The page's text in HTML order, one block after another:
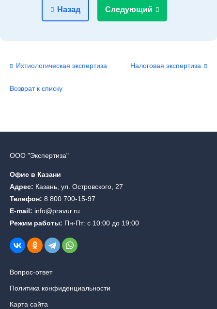
Назад Следующий
Ихтиологическая экспертиза Налоговая экспертиза
Возврат к списку
ООО "Экспертиза"
Офис в Казани
Адрес: Казань, ул. Островского, 27
Телефон: 8 800 700-15-97
E-mail: info@pravur.ru
Режим работы: Пн-Пт: с 10:00 до 19:00
Вопрос-ответ
Политика конфиденциальности
Карта сайта